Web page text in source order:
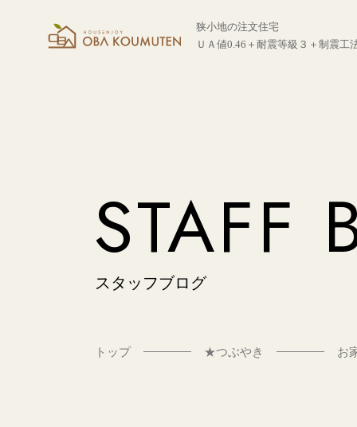
狭小地の注文住宅
ＵＡ値0.46＋耐震等級３＋制震工
STAFF
スタッフブログ
トップ ★つぶやき お